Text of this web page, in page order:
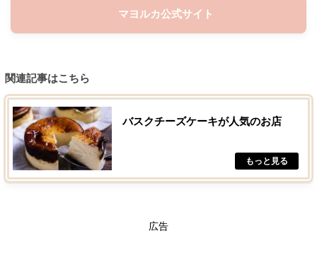
マヨルカ公式サイト
関連記事はこちら
バスクチーズケーキが人気のお店
広告